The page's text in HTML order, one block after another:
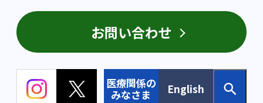
お問い合わせ
医療関係の
みなさま
English